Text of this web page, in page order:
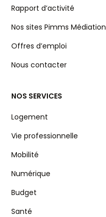
Rapport d’activité
Nos sites Pimms Médiation
Offres d’emploi
Nous contacter
NOS SERVICES
Logement
Vie professionnelle
Mobilité
Numérique
Budget
Santé